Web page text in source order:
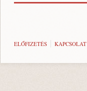
ELŐFIZETÉS KAPCSOLAT